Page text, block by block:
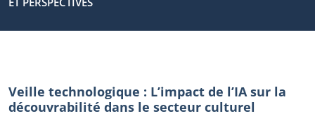
Veille technologique : L’impact de l’IA sur la
découvrabilité dans le secteur culturel